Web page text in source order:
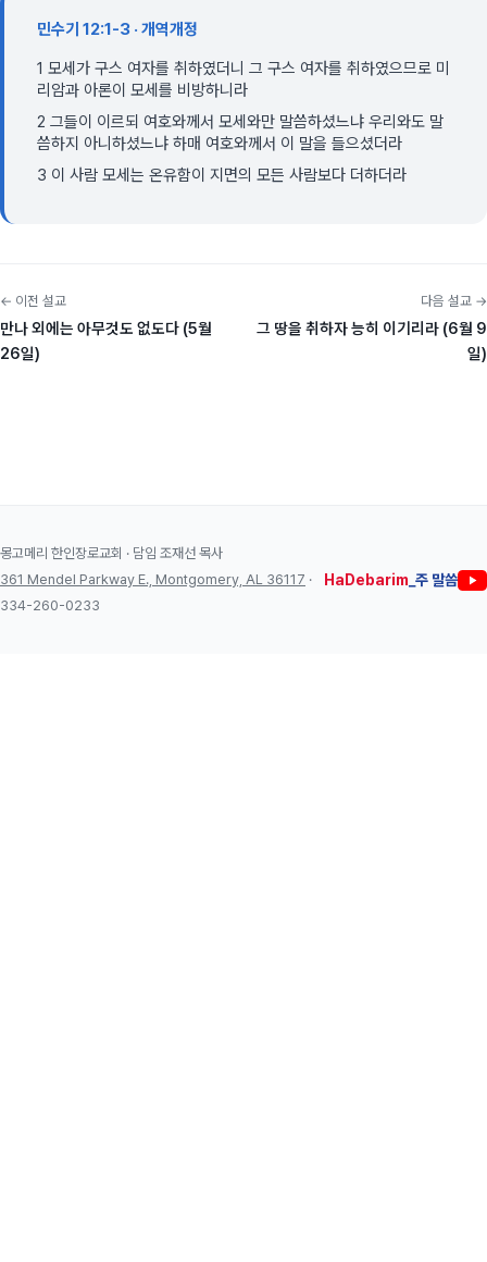
민수기 12:1-3 · 개역개정
1 모세가 구스 여자를 취하였더니 그 구스 여자를 취하였으므로 미
리암과 아론이 모세를 비방하니라
2 그들이 이르되 여호와께서 모세와만 말씀하셨느냐 우리와도 말
씀하지 아니하셨느냐 하매 여호와께서 이 말을 들으셨더라
3 이 사람 모세는 온유함이 지면의 모든 사람보다 더하더라
← 이전 설교
만나 외에는 아무것도 없도다 (5월
26일)
다음 설교 →
그 땅을 취하자 능히 이기리라 (6월 9
일)
몽고메리 한인장로교회 · 담임 조재선 목사
361 Mendel Parkway E., Montgomery, AL 36117 ·
334-260-0233
HaDebarim _주 말씀